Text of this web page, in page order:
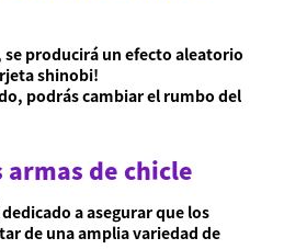
se producirá un efecto aleatorio
shinobi!
podrás cambiar el rumbo del
armas de chicle
a asegurar que los
de una amplia variedad de